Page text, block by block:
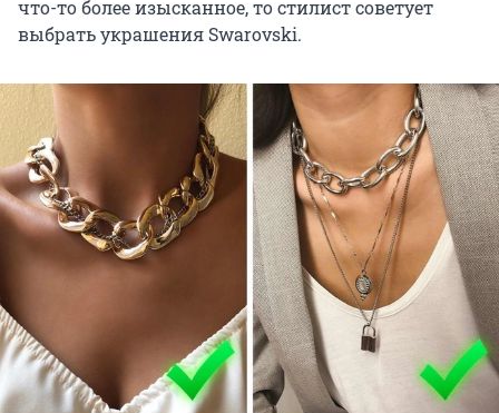
что-то более изысканное, то стилист советует
выбрать украшения Swarovski.